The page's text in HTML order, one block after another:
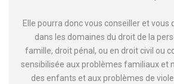
Elle pourra donc vous conseiller et
dans les domaines du droit de la
famille, droit pénal, ou en droit civil ou
sensibilisée aux problèmes familiaux et
des enfants et aux problèmes de